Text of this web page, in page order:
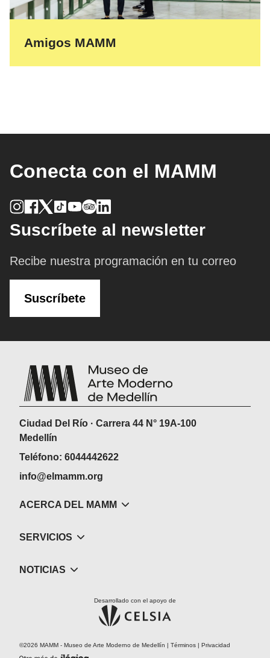
Amigos MAMM
Conecta con el MAMM
Suscríbete al newsletter
Recibe nuestra programación en tu correo
Suscríbete
Ciudad Del Río · Carrera 44 N° 19A-100
Medellín
Teléfono: 6044442622
info@elmamm.org
ACERCA DEL MAMM
SERVICIOS
NOTICIAS
Desarrollado con el apoyo de
©2026 MAMM - Museo de Arte Moderno de Medellín | Términos | Privacidad